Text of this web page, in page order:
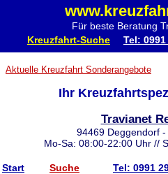
Für beste Beratung
Kreuzfahrt-Suche Tel: 0991
Aktuelle Kreuzfahrt Sonderangebote
Ihr
Travianet
94469 Deggendorf
Mo-Sa: 08:00-22:00 Uhr //
Start Suche Tel: 0991